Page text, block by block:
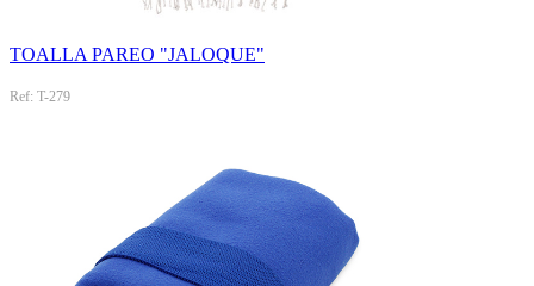
TOALLA PAREO "JALOQUE"
Ref: T-279